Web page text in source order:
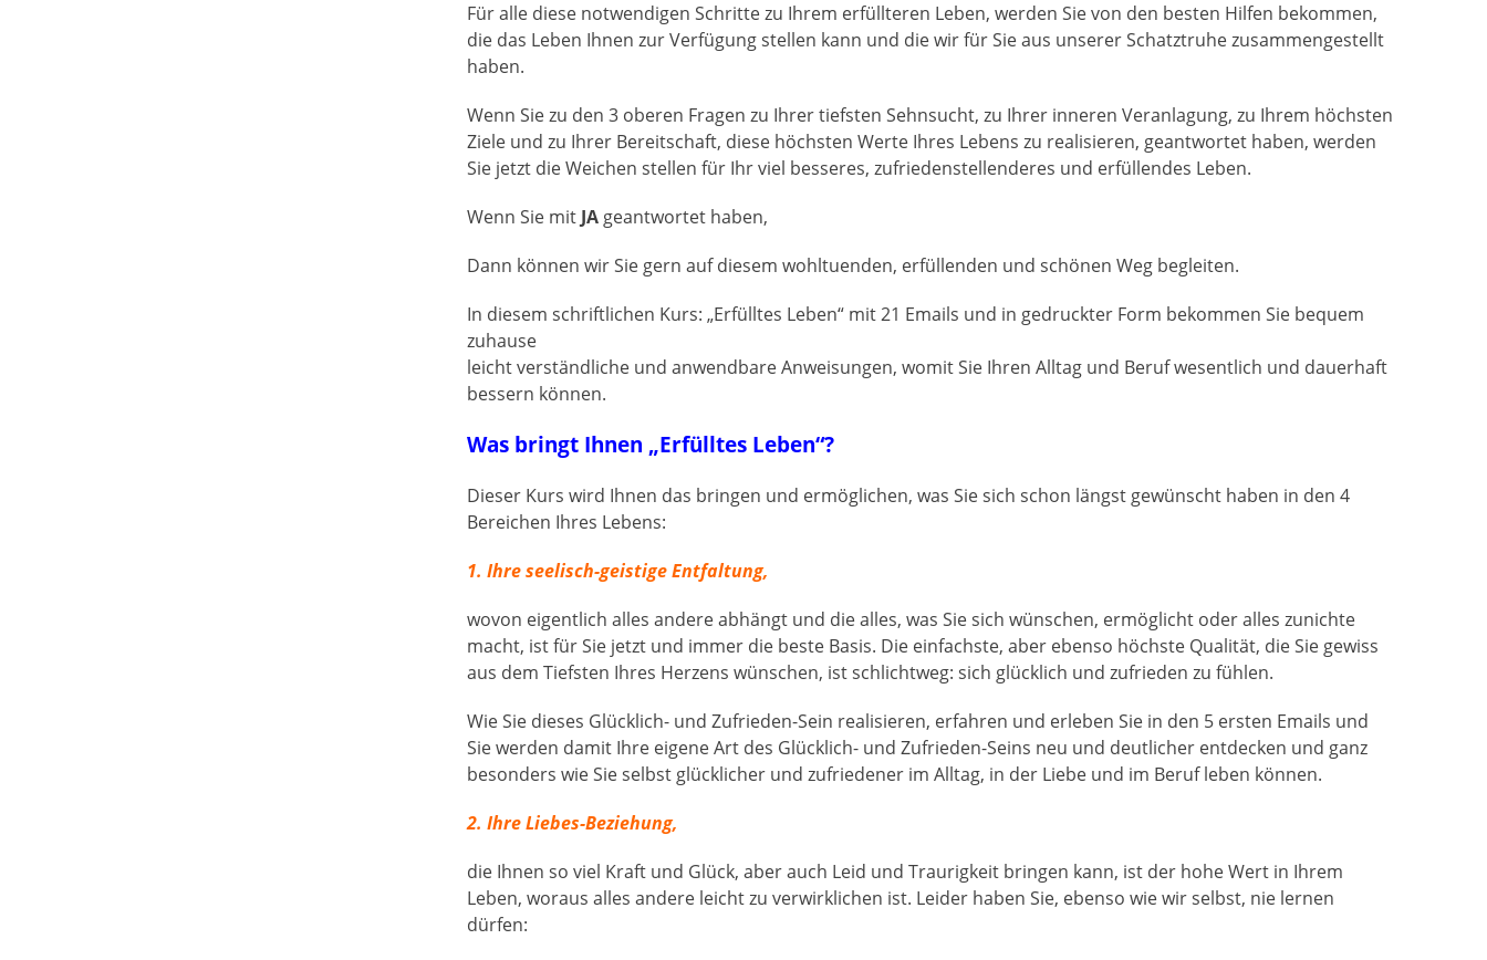
Für alle diese notwendigen Schritte zu Ihrem erfüllteren Leben, werden Sie von den besten Hilfen bekommen,
die das Leben Ihnen zur Verfügung stellen kann und die wir für Sie aus unserer Schatztruhe zusammengestellt
haben.
Wenn Sie zu den 3 oberen Fragen zu Ihrer tiefsten Sehnsucht, zu Ihrer inneren Veranlagung, zu Ihrem höchsten
Ziele und zu Ihrer Bereitschaft, diese höchsten Werte Ihres Lebens zu realisieren, geantwortet haben, werden
Sie jetzt die Weichen stellen für Ihr viel besseres, zufriedenstellenderes und erfüllendes Leben.
Wenn Sie mit JA geantwortet haben,
Dann können wir Sie gern auf diesem wohltuenden, erfüllenden und schönen Weg begleiten.
In diesem schriftlichen Kurs: „Erfülltes Leben“ mit 21 Emails und in gedruckter Form bekommen Sie bequem
zuhause
leicht verständliche und anwendbare Anweisungen, womit Sie Ihren Alltag und Beruf wesentlich und dauerhaft
bessern können.
Was bringt Ihnen „Erfülltes Leben“?
Dieser Kurs wird Ihnen das bringen und ermöglichen, was Sie sich schon längst gewünscht haben in den 4
Bereichen Ihres Lebens:
1. Ihre seelisch-geistige Entfaltung,
wovon eigentlich alles andere abhängt und die alles, was Sie sich wünschen, ermöglicht oder alles zunichte
macht, ist für Sie jetzt und immer die beste Basis. Die einfachste, aber ebenso höchste Qualität, die Sie gewiss
aus dem Tiefsten Ihres Herzens wünschen, ist schlichtweg: sich glücklich und zufrieden zu fühlen.
Wie Sie dieses Glücklich- und Zufrieden-Sein realisieren, erfahren und erleben Sie in den 5 ersten Emails und
Sie werden damit Ihre eigene Art des Glücklich- und Zufrieden-Seins neu und deutlicher entdecken und ganz
besonders wie Sie selbst glücklicher und zufriedener im Alltag, in der Liebe und im Beruf leben können.
2. Ihre Liebes-Beziehung,
die Ihnen so viel Kraft und Glück, aber auch Leid und Traurigkeit bringen kann, ist der hohe Wert in Ihrem
Leben, woraus alles andere leicht zu verwirklichen ist. Leider haben Sie, ebenso wie wir selbst, nie lernen
dürfen: